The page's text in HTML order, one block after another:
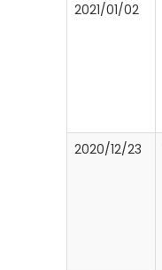
2021/01/02
2020/12/23